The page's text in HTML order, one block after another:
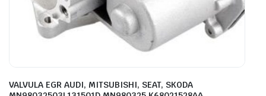
VALVULA EGR AUDI, MITSUBISHI, SEAT, SKODA